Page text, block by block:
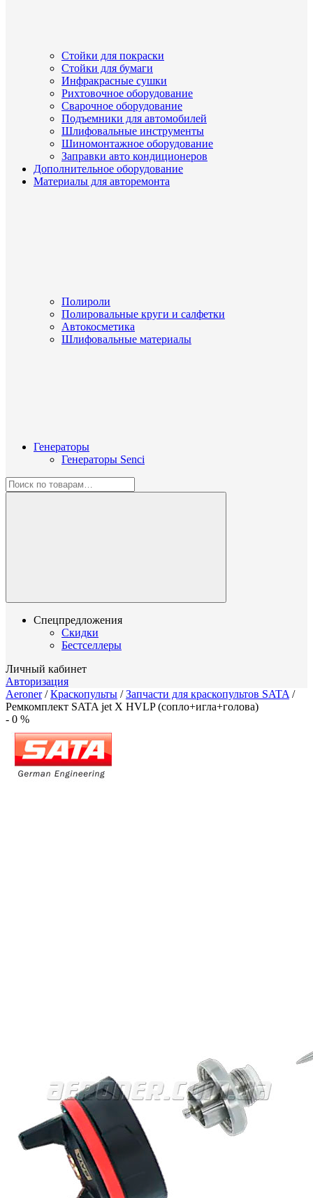
Стойки для покраски
Стойки для бумаги
Инфракрасные сушки
Рихтовочное оборудование
Сварочное оборудование
Подъемники для автомобилей
Шлифовальные инструменты
Шиномонтажное оборудование
Заправки авто кондиционеров
Дополнительное оборудование
Материалы для авторемонта
Полироли
Полировальные круги и салфетки
Автокосметика
Шлифовальные материалы
Генераторы
Генераторы Senci
Спецпредложения
Скидки
Бестселлеры
Личный кабинет
Авторизация
Aeroner/Краскопульты /Запчасти для краскопультов SATA /
Ремкомплект SATA jet X HVLP (сопло+игла+голова)
- 0 %